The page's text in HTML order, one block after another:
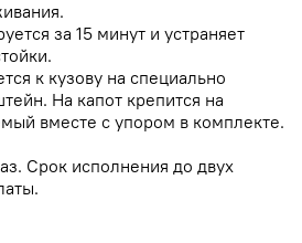
за 15 минут и устраняет
к кузову на специально
На капот крепится на
вместе с упором в комплекте.
Срок исполнения до двух